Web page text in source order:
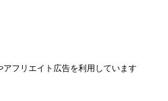
フリエイト広告を利用しています